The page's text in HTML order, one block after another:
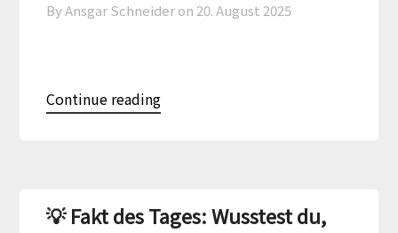
By Ansgar Schneider on 20. August 2025
Continue reading
💡 Fakt des Tages: Wusstest du,